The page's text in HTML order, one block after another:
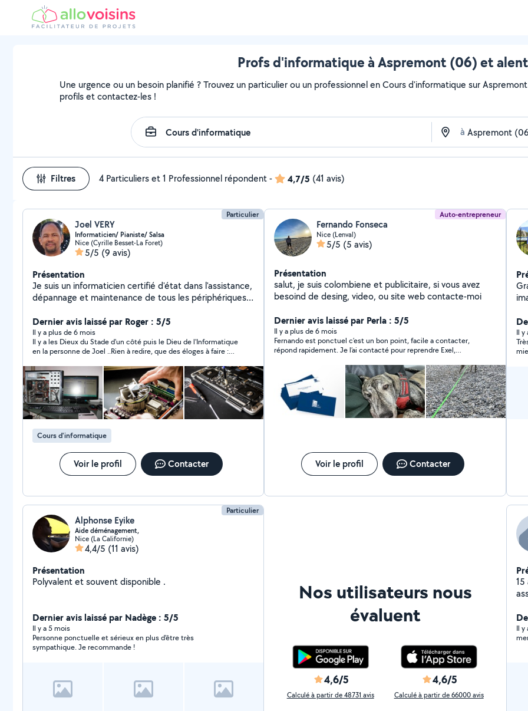
Profs d'informatique à Aspremont (06) et
Une urgence ou un besoin planifié ? Trouvez un particulier ou un professionnel en Cours d'informatique sur
profils et contactez-les !
à
Filtres 4 Particuliers et 1 Professionnel répondent- 4,7/5 (41 avis)
Particulier
Joel VERY
Informaticien/ Pianiste/ Salsa
Nice (Cyrille Besset-La Foret)
5/5 (9 avis)
Présentation
Je suis un informaticien certifié d'état dans l'assistance,
dépannage et maintenance de tous les périphériques
**************************************************************
************************************** Dépannage /
Assistance / Cours /Hardware / Software / Formatage /
Installation / Nettoyage / Récupération de données /
Montage PC / Conseils /
**************************************************************
************************************** En tant qu'auteur -
compositeur et arrangeur (membre de la SACEM), je
dispense également des cours de piano et de danses
latines (salsa porto, salsa cubaine et bachata).
Dernier avis laissé par Roger : 5/5
Il y a plus de 6 mois
Il y a les Dieux du Stade d'un côté puis le Dieu de l'Informatique
en la personne de Joel ..Rien à redire, que des éloges à faire :
plus que corrects en fonction du dépannage à effectuer. Je
recommande
Cours d'informatique
Voir le profil Contacter
Auto-entrepreneur
Fernando Fonseca
Nice (Lenval)
5/5 (5 avis)
Présentation
salut, je suis colombiene et publicitaire, si vous avez
besoind de desing, video, ou site web contacte-moi
Dernier avis laissé par Perla : 5/5
Il y a plus de 6 mois
Fernando est ponctuel c’est un bon point, facile a contacter,
répond rapidement. Je l’ai contacté pour reprendre Exel,
recommande vivement.
Voir le profil Contacter
Il y
Particulier
Alphonse Eyike
Aide déménagement,
Nice (La Californie)
4,4/5 (11 avis)
Présentation
Polyvalent et souvent disponible .
Dernier avis laissé par Nadège : 5/5
Il y a 5 mois
Personne ponctuelle et sérieux en plus d'être très
sympathique. Je recommande !
Nos utilisateurs nous
évaluent
4,6/5
Calculé à partir de 48731 avis
4,6/5
Calculé à partir de 66000 avis
Il y